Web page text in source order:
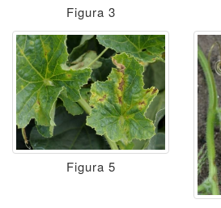
Figura 3
Figura 5